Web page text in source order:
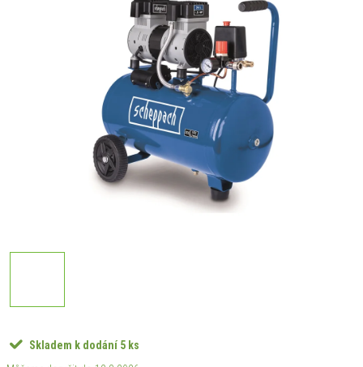
Skladem k dodání 5 ks